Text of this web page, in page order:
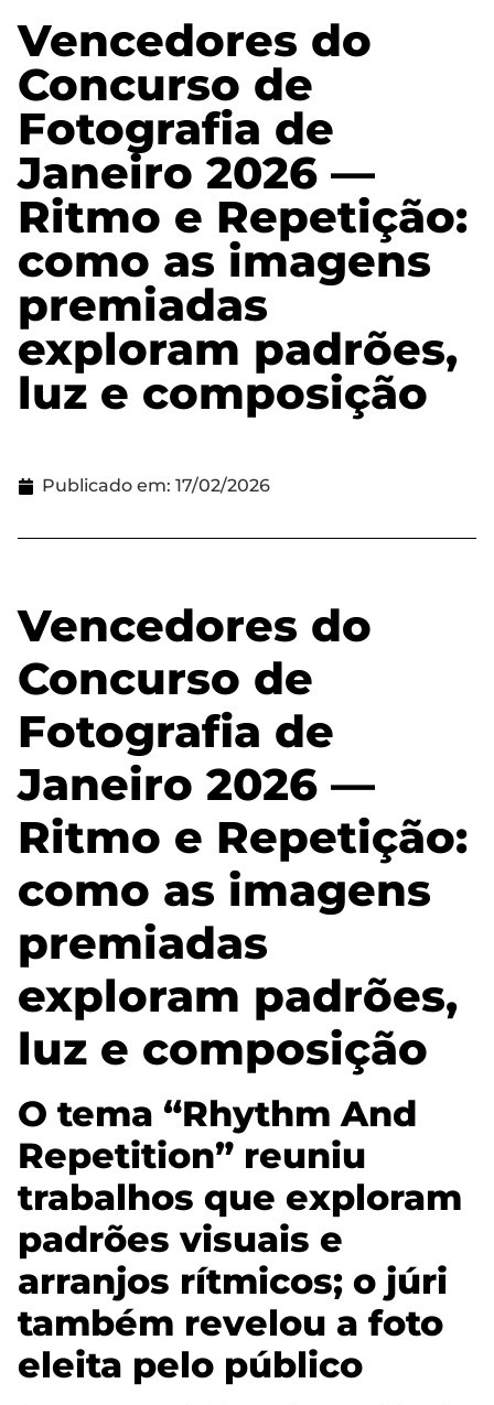
Vencedores do
Concurso de
Fotografia de
Janeiro 2026 —
Ritmo e Repetição:
como as imagens
premiadas
exploram padrões,
luz e composição
Publicado em: 17/02/2026
Vencedores do
Concurso de
Fotografia de
Janeiro 2026 —
Ritmo e Repetição:
como as imagens
premiadas
exploram padrões,
luz e composição
O tema “Rhythm And
Repetition” reuniu
trabalhos que exploram
padrões visuais e
arranjos rítmicos; o júri
também revelou a foto
eleita pelo público